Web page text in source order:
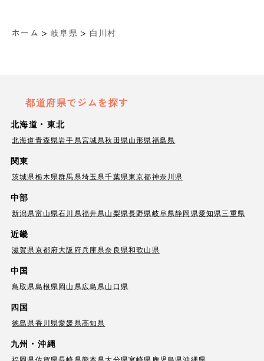
ホーム > 岐阜県 > 白川村
都道府県でジムを探す
北海道・東北
北海道青森県岩手県宮城県秋田県山形県福島県
関東
茨城県栃木県群馬県埼玉県千葉県東京都神奈川県
中部
新潟県富山県石川県福井県山梨県長野県岐阜県静岡県愛知県三重県
近畿
滋賀県京都府大阪府兵庫県奈良県和歌山県
中国
鳥取県島根県岡山県広島県山口県
四国
徳島県香川県愛媛県高知県
九州・沖縄
福岡県佐賀県長崎県熊本県大分県宮崎県 鹿児島県沖縄県